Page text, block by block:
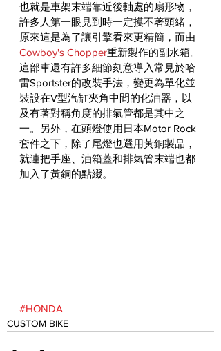
也就是車架末端靠近後軸處的扇形物，
許多人第一眼見到時一定摸不著頭緒，
原來這是為了讓引擎看來更精簡，而由
Cowboy's Chopper重新製作的副水箱。
這部車還有許多細節刻意導入常見於哈
雷Sportster的改裝手法，變更為單化並
裝設在V型汽缸夾角中間的化油器，以
及有著對稱角度的排氣管都是其中之
一。另外，在頭燈使用日本Motor Rock
套件之下，除了尾燈也選用黃銅製品，
就連把手座、油箱蓋和排氣管末端也都
加入了黃銅的點綴。
#HONDA
CUSTOM BIKE